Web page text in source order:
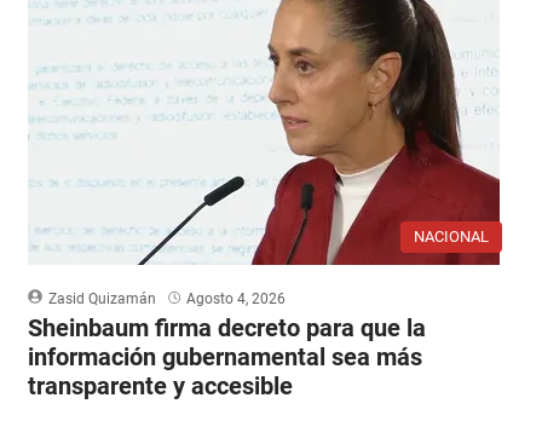
NACIONAL
Zasid Quizamán Agosto 4, 2026
Sheinbaum firma decreto para que la
información gubernamental sea más
transparente y accesible